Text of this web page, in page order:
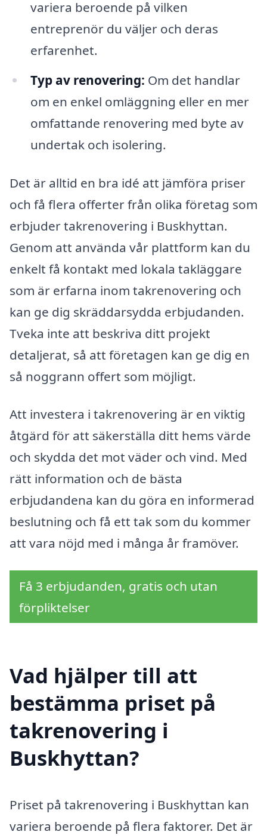
variera beroende på vilken
entreprenör du väljer och deras
erfarenhet.
Typ av renovering: Om det handlar
om en enkel omläggning eller en mer
omfattande renovering med byte av
undertak och isolering.
Det är alltid en bra idé att jämföra priser
och få flera offerter från olika företag som
erbjuder takrenovering i Buskhyttan.
Genom att använda vår plattform kan du
enkelt få kontakt med lokala takläggare
som är erfarna inom takrenovering och
kan ge dig skräddarsydda erbjudanden.
Tveka inte att beskriva ditt projekt
detaljerat, så att företagen kan ge dig en
så noggrann offert som möjligt.
Att investera i takrenovering är en viktig
åtgärd för att säkerställa ditt hems värde
och skydda det mot väder och vind. Med
rätt information och de bästa
erbjudandena kan du göra en informerad
beslutning och få ett tak som du kommer
att vara nöjd med i många år framöver.
Få 3 erbjudanden, gratis och utan
förpliktelser
Vad hjälper till att
bestämma priset på
takrenovering i
Buskhyttan?
Priset på takrenovering i Buskhyttan kan
variera beroende på flera faktorer. Det är